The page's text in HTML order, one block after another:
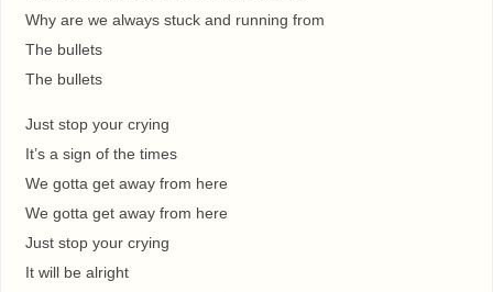
Why are we always stuck and running from
The bullets
The bullets
Just stop your crying
It’s a sign of the times
We gotta get away from here
We gotta get away from here
Just stop your crying
It will be alright